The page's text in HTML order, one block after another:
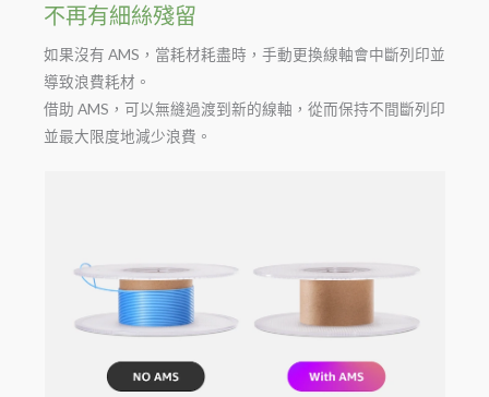
不再有細絲殘留
如果沒有 AMS，當耗材耗盡時，手動更換線軸會中斷列印並
導致浪費耗材。
借助 AMS，可以無縫過渡到新的線軸，從而保持不間斷列印
並最大限度地減少浪費。